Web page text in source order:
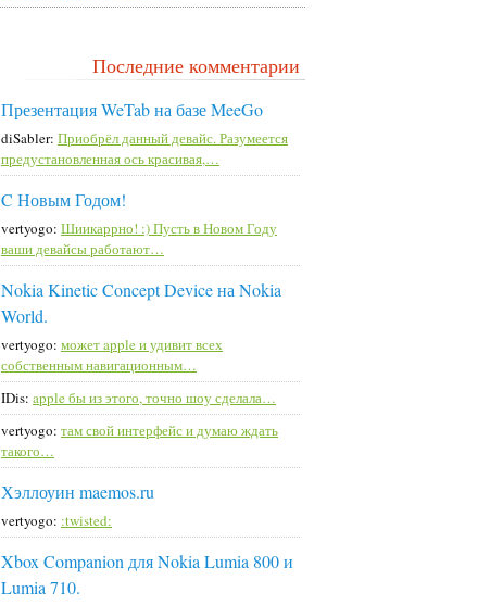
Последние комментарии
Презентация WeTab на базе MeeGo
diSabler: Приобрёл данный девайс. Разумеется
предустановленная ось красивая,…
C Новым Годом!
vertyogo: Шиикаррно! :) Пусть в Новом Году
ваши девайсы работают…
Nokia Kinetic Concept Device на Nokia
World.
vertyogo: может apple и удивит всех
собственным навигационным…
IDis: apple бы из этого, точно шоу сделала…
vertyogo: там свой интерфейс и думаю ждать
такого…
Хэллоуин maemos.ru
vertyogo: :twisted:
Xbox Companion для Nokia Lumia 800 и
Lumia 710.